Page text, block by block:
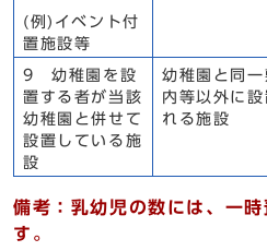
(例)イベント付
置施設等
9 幼稚園を設
置する者が当該
幼稚園と併せて
設置している施
設
幼稚園と同一
内等以外に設
れる施設
備考：乳幼児の数には、一
す。